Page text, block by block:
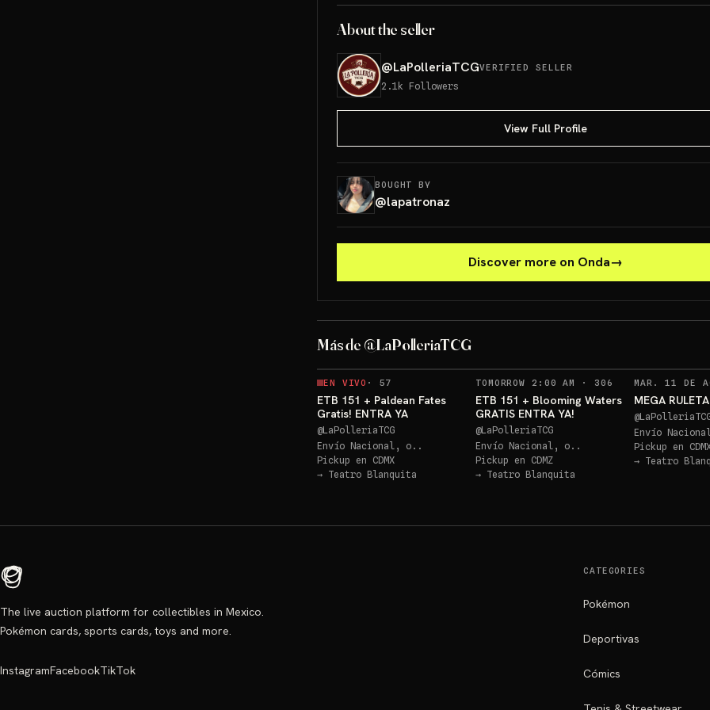
About the seller
@LaPolleriaTCGVERIFIED SELLER
2.1k Followers
View Full Profile
BOUGHT BY
@lapatronaz
Discover more on Onda→
Más de @LaPolleriaTCG
EN VIVO · 57
ETB 151 + Paldean Fates
Gratis! ENTRA YA
@LaPolleriaTCG
Envío Nacional, o..
Pickup en CDMX
→ Teatro Blanquita
TOMORROW 2:00 AM · 306 RECORDATORIOS
ETB 151 + Blooming Waters
GRATIS ENTRA YA!
@LaPolleriaTCG
Envío Nacional, o..
Pickup en CDMZ
→ Teatro Blanquita
MAR. 11 DE
MEGA
@
Envío
Pickup en
→ Teatro
The live auction platform for collectibles in Mexico.
Pokémon cards, sports cards, toys and more.
InstagramFacebookTikTok
CATEGORIES
Pokémon
Deportivas
Cómics